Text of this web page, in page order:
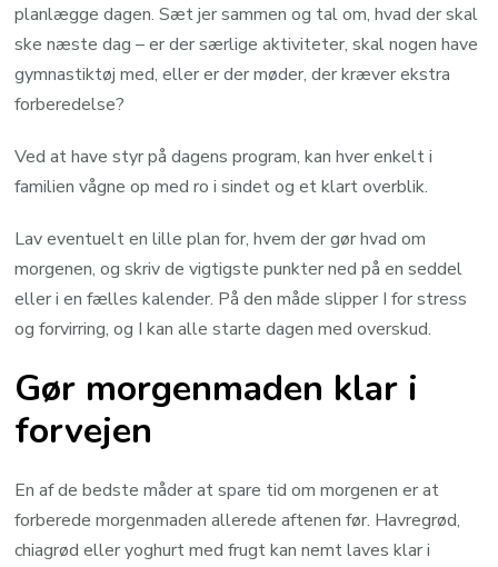
planlægge dagen. Sæt jer sammen og tal om, hvad der skal
ske næste dag – er der særlige aktiviteter, skal nogen have
gymnastiktøj med, eller er der møder, der kræver ekstra
forberedelse?
Ved at have styr på dagens program, kan hver enkelt i
familien vågne op med ro i sindet og et klart overblik.
Lav eventuelt en lille plan for, hvem der gør hvad om
morgenen, og skriv de vigtigste punkter ned på en seddel
eller i en fælles kalender. På den måde slipper I for stress
og forvirring, og I kan alle starte dagen med overskud.
Gør morgenmaden klar i
forvejen
En af de bedste måder at spare tid om morgenen er at
forberede morgenmaden allerede aftenen før. Havregrød,
chiagrød eller yoghurt med frugt kan nemt laves klar i